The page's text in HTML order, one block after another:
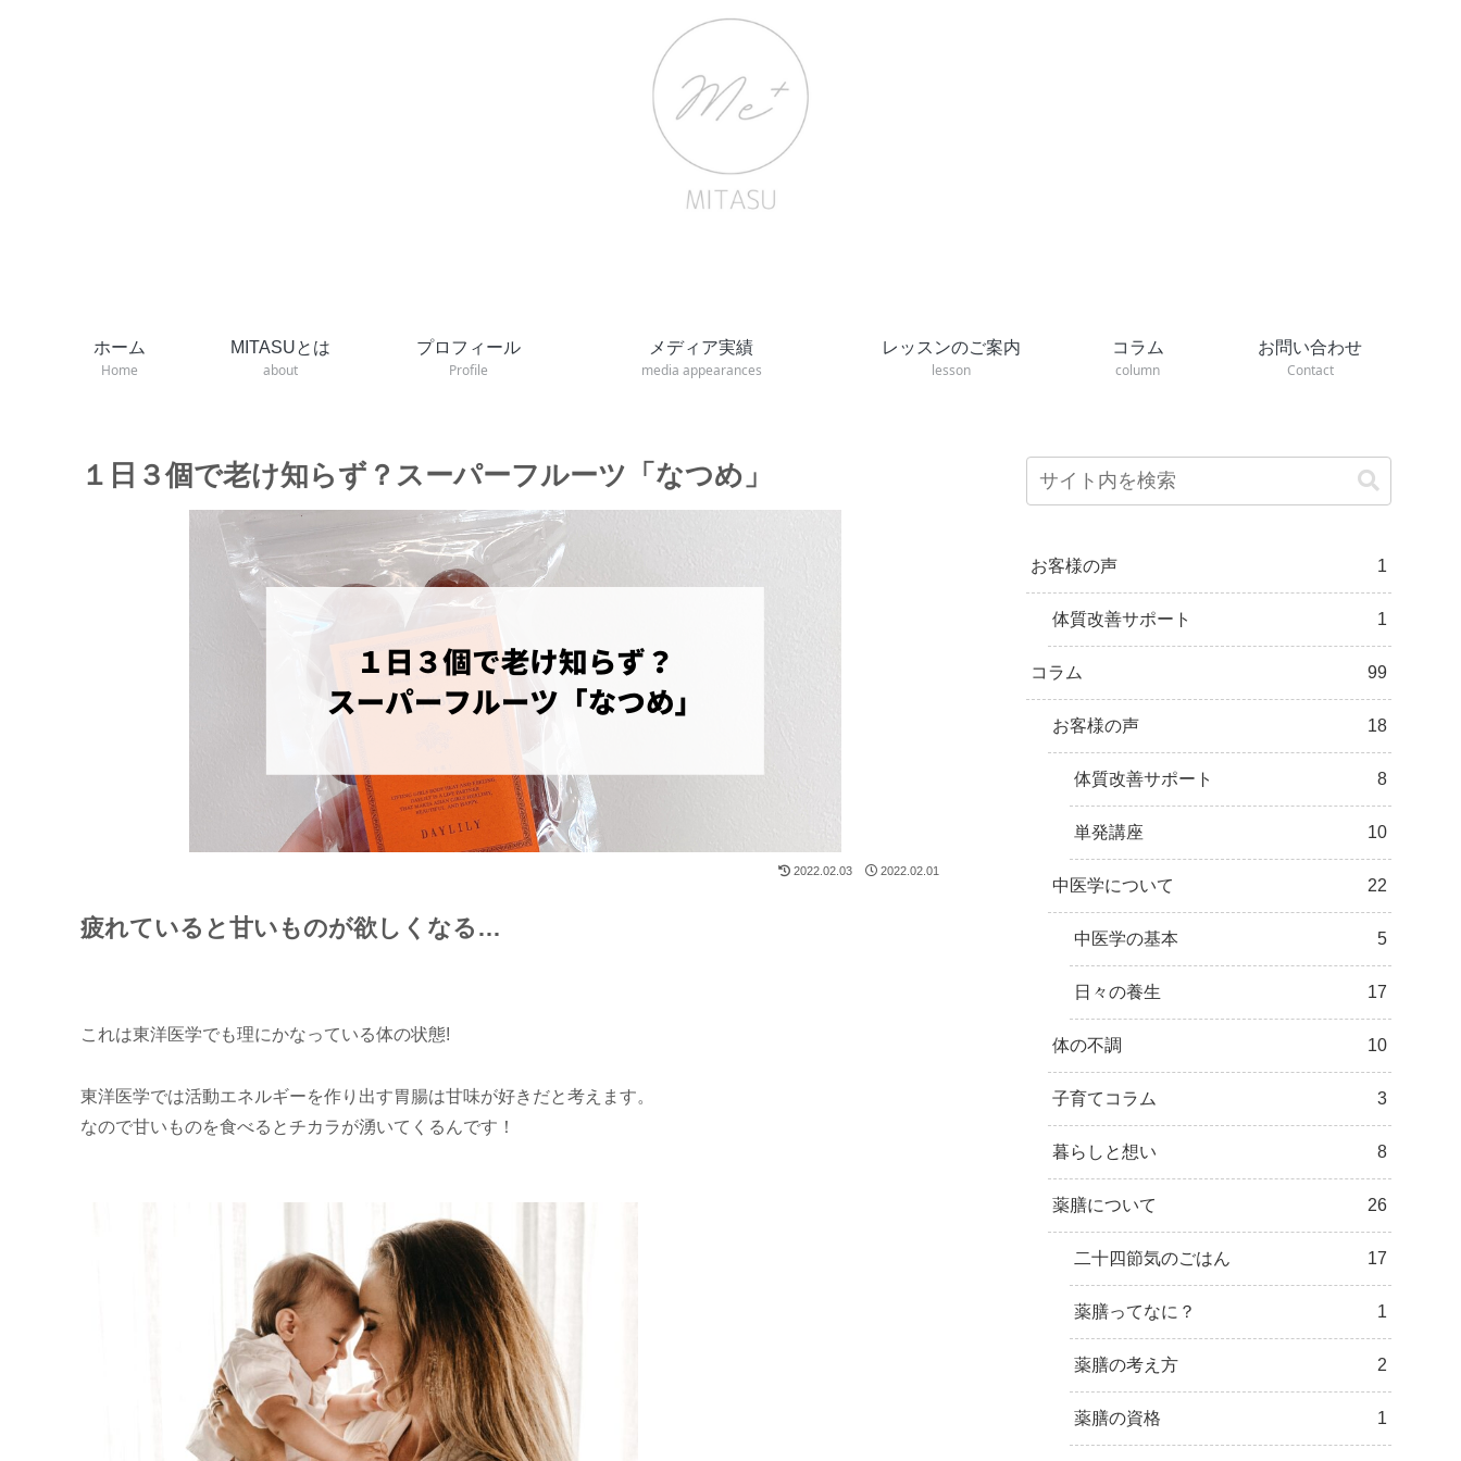
ホーム
Home
MITASUとは
about
プロフィール
Profile
メディア実績
media appearances
レッスンのご案内
lesson
コラム
column
お問い合わせ
Contact
１日３個で老け知らず？スーパーフルーツ「なつめ」
2022.02.03 2022.02.01
疲れていると甘いものが欲しくなる…
これは東洋医学でも理にかなっている体の状態!
東洋医学では活動エネルギーを作り出す胃腸は甘味が好きだと考えます。
なので甘いものを食べるとチカラが湧いてくるんです！
お客様の声 1
体質改善サポート 1
コラム 99
お客様の声 18
体質改善サポート 8
単発講座 10
中医学について 22
中医学の基本 5
日々の養生 17
体の不調 10
子育てコラム 3
暮らしと想い 8
薬膳について 26
二十四節気のごはん 17
薬膳ってなに？ 1
薬膳の考え方 2
薬膳の資格 1